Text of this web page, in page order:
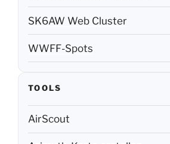
SK6AW Web Cluster
WWFF-Spots
TOOLS
AirScout